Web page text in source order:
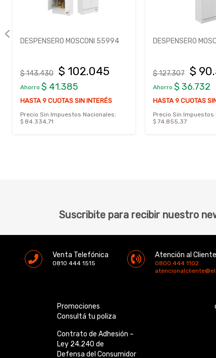
DESPENSERO MOSCONI 55994
$ 143.430 $ 102.045
Ahorro $ 41.385
HASTA 9 CUOTAS SIN INTERÉS
Precio Sin Impuestos Nacionales:
$ 84.334,71
DESPENSERO
$ 127.307 $
Ahorro $ 36.732
HASTA 9 CUOTAS
Precio Sin Impuestos
$ 74.855,37
Suscribite para recibir nuestro
Venta Telefónica
0810 444 1515
Atención al Cliente
0800 444 1102
Promociones
Consultá tu poliza
Contrato de Adhesión –
Ley 24.240 de
Defensa del Consumidor